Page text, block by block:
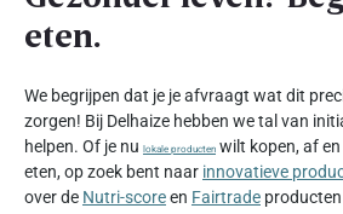
eten.
We begrijpen dat je je afvraagt wat dit
zorgen! Bij Delhaize hebben we tal van
helpen. Of je nu
lokale producten wilt kopen, af
eten, op zoek bent naar innovatieve
over de Nutri-scoreen Fairtrade